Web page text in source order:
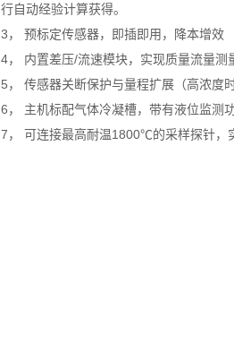
行自动经验计算获得。
3， 预标定传感器，即插即用，降本增效
4， 内置差压/流速模块，实现质量流量测
5， 传感器关断保护与量程扩展（高浓度时
6， 主机标配气体冷凝槽，带有液位监测
7， 可连接最高耐温1800℃的采样探针，